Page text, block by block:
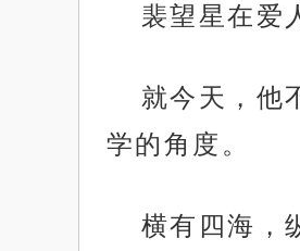
裴望星在爱
就今天，他
学的角度。
横有四海，